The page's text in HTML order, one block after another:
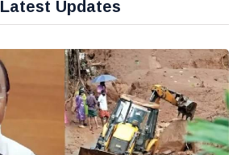
Latest Updates